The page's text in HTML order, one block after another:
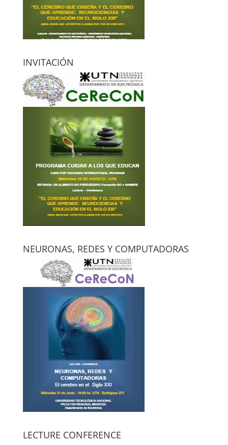
INVITACIÓN
NEURONAS, REDES Y COMPUTADORAS
LECTURE CONFERENCE